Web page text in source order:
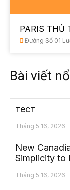
PARIS THỦ
Đường Số 01
Bài viết
тест
Tháng 5 16, 2026
New
Simplicity to
Tháng 5 16, 2026